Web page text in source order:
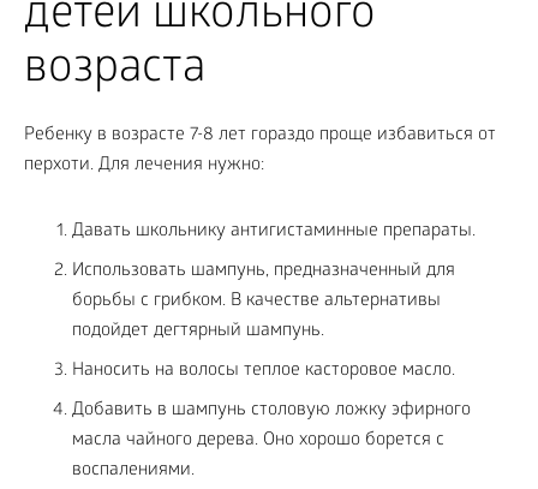
детей школьного
возраста
Ребенку в возрасте 7-8 лет гораздо проще избавиться от
перхоти. Для лечения нужно:
Давать школьнику антигистаминные препараты.
Использовать шампунь, предназначенный для
борьбы с грибком. В качестве альтернативы
подойдет дегтярный шампунь.
Наносить на волосы теплое касторовое масло.
Добавить в шампунь столовую ложку эфирного
масла чайного дерева. Оно хорошо борется с
воспалениями.